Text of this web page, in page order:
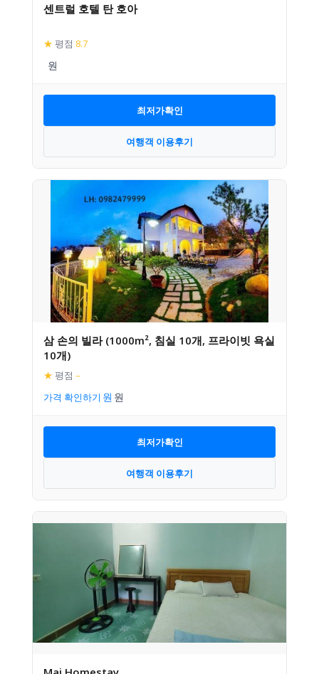
센트럴 호텔 탄 호아
★ 평점 8.7
최저가확인
여행객 이용후기
삼 손의 빌라 (1000m², 침실 10개, 프라이빗 욕실
10개)
★ 평점 –
가격 확인하기
최저가확인
여행객 이용후기